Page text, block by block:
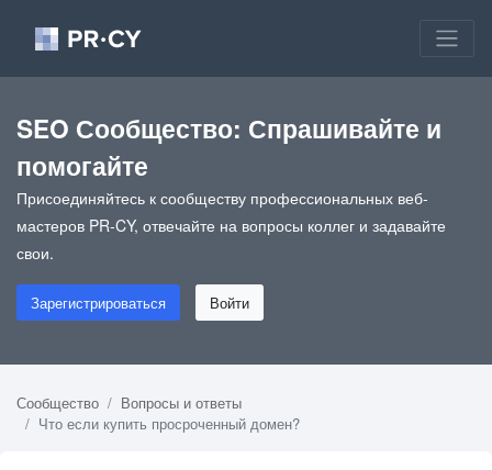
SEO Сообщество: Спрашивайте и
помогайте
Присоединяйтесь к сообществу профессиональных веб-
мастеров PR-CY, отвечайте на вопросы коллег и задавайте
свои.
Зарегистрироваться Войти
Сообщество
Вопросы и ответы
Что если купить просроченный домен?